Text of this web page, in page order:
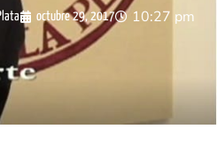
octubre 29, 2017 10:27 pm